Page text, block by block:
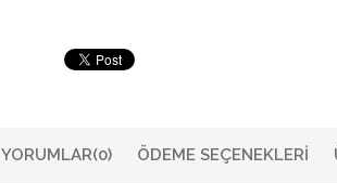
YORUMLAR(0) ÖDEME SEÇENEKLERI